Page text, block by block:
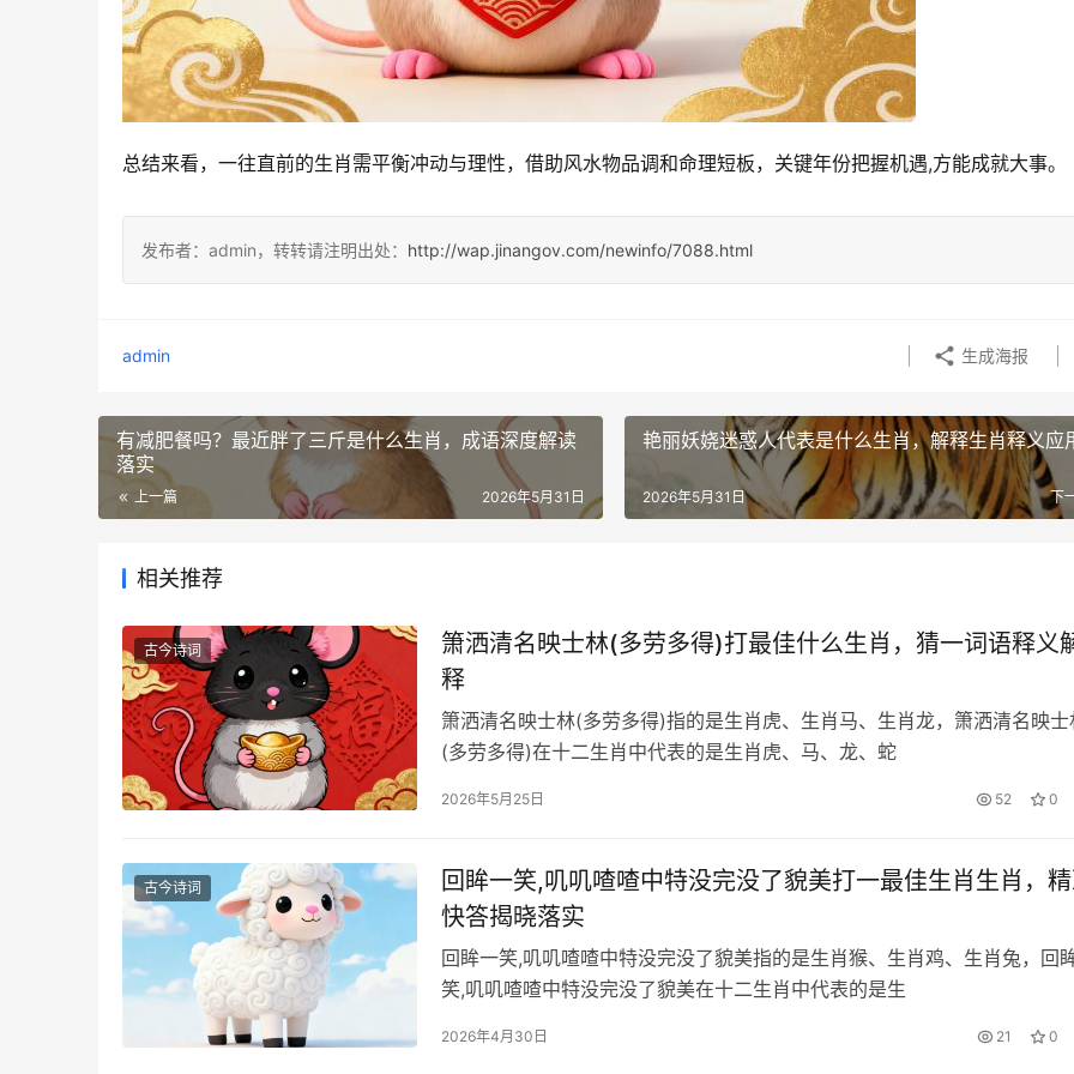
总结来看，一往直前的生肖需平衡冲动与理性，借助风水物品调和命理短板，关键年份把握机遇,方能成就大事。
发布者：admin，转转请注明出处： http://wap.jinangov.com/newinfo/7088.html
admin 生成海报
有减肥餐吗？最近胖了三斤是什么生肖，成语深度解读
落实
上一篇 2026年5月31日
艳丽妖娆迷惑人代表是什么生肖，解释生肖释义应
下
2026年5月31日
相关推荐
古今诗词
箫洒清名映士林(多劳多得)打最佳什么生肖，猜一词语释义
释
箫洒清名映士林(多劳多得)指的是生肖虎、生肖马、生肖龙，箫洒清名映士
(多劳多得)在十二生肖中代表的是生肖虎、马、龙、蛇
2026年5月25日 52 0
古今诗词
回眸一笑,叽叽喳喳中特没完没了貌美打一最佳生肖生肖，
快答揭晓落实
回眸一笑,叽叽喳喳中特没完没了貌美指的是生肖猴、生肖鸡、生肖兔，回
笑,叽叽喳喳中特没完没了貌美在十二生肖中代表的是生
2026年4月30日 21 0